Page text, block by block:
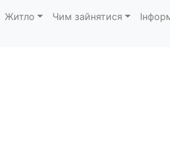
Житло Чим зайнятися